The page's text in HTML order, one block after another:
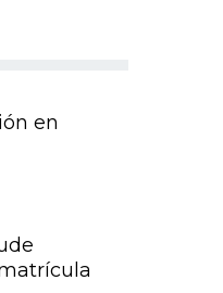
en